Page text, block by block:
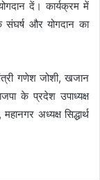
दें। कार्यक्रम में
संघर्ष और योगदान का
गणेश जोशी, खजान
के प्रदेश उपाध्यक्ष
अध्यक्ष सिद्धार्थ